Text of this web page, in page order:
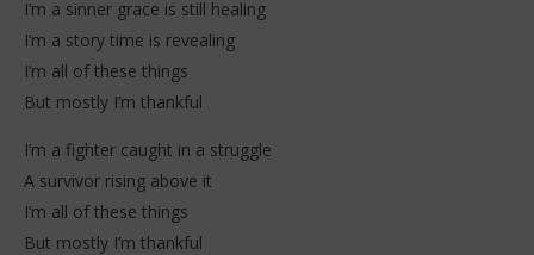
NOW VIEWING
Elevation Worship ft Sons Of Sunday – One More
Day (Lyrics)
I’m a sinner grace is still healing
I’m a story time is revealing
I’m all of these things
But mostly I’m thankful
I’m a fighter caught in a struggle
A survivor rising above it
I’m all of these things
But mostly I’m thankful